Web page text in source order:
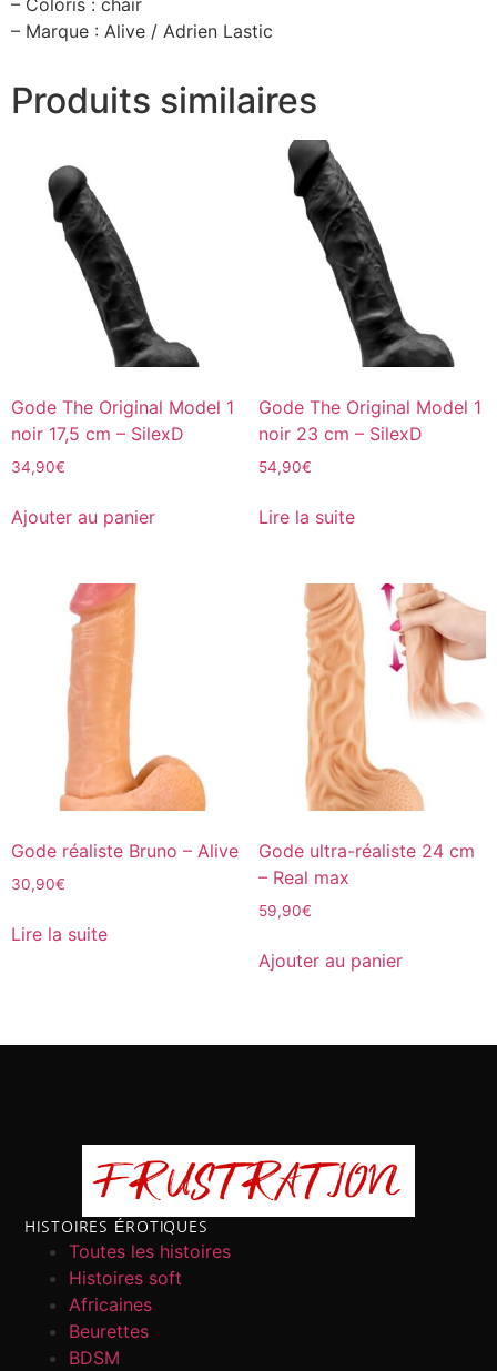
– Marque : Alive / Adrien Lastic
Produits similaires
Gode The Original Model 1
noir 17,5 cm – SilexD
34,90€
Ajouter au panier
Gode The Original Model 1
noir 23 cm – SilexD
54,90€
Lire la suite
Gode réaliste Bruno – Alive
30,90€
Lire la suite
Gode ultra-réaliste 24 cm
– Real max
59,90€
Ajouter au panier
HISTOIRES ÉROTIQUES
Toutes les histoires
Histoires soft
Africaines
Beurettes
BDSM